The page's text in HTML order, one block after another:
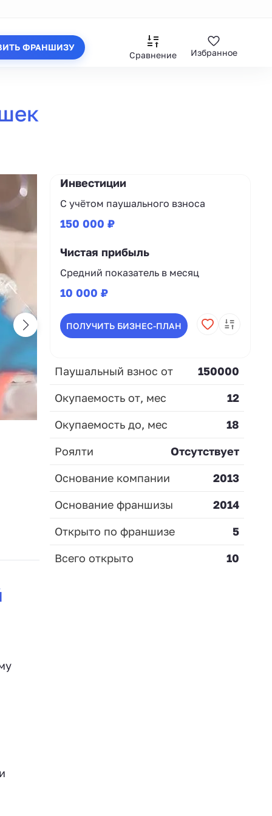
ФРАНШИЗУ
Сравнение Избранное
Инвестиции
С учётом паушального взноса
150 000 ₽
Чистая прибыль
Средний показатель в месяц
10 000 ₽
ПОЛУЧИТЬ БИЗНЕС-ПЛАН
Паушальный взнос от
150000
Окупаемость от, мес
12
Окупаемость до, мес
18
Роялти
Отсутствует
Основание компании
2013
Основание франшизы
2014
Открыто по франшизе
5
Всего открыто
10